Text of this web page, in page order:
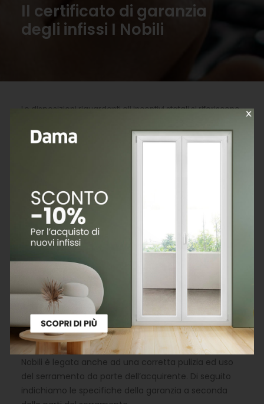
Il certificato di garanzia
degli infissi I Nobili
Le disposizioni riguardanti gli incentivi statali si riferiscono
materiali destinati a durare. Gli elevati standard
qualitativi delle nostre finestre ci permettono di
garantire nel tempo ogni parte componente
dell’infisso. Oggetto della garanzia è la sostituzione o
la riparazione di quelle parti del serramento che
saranno ritenuti inidonei, difettati o da sostituire. La
nostra garanzia decorre dalla data d’acquisto del
serramento, a condizione che il cliente effettui il
corretto ciclo di manutenzione, che prevede almeno
un controllo annuale da parte del rivenditore
autorizzato o da persona qualificata da questi
incaricato. La validità della garanzia dei serramenti I
Nobili è legata anche ad una corretta pulizia ed uso
del serramento da parte dell’acquirente. Di seguito
indichiamo le specifiche della garanzia a seconda